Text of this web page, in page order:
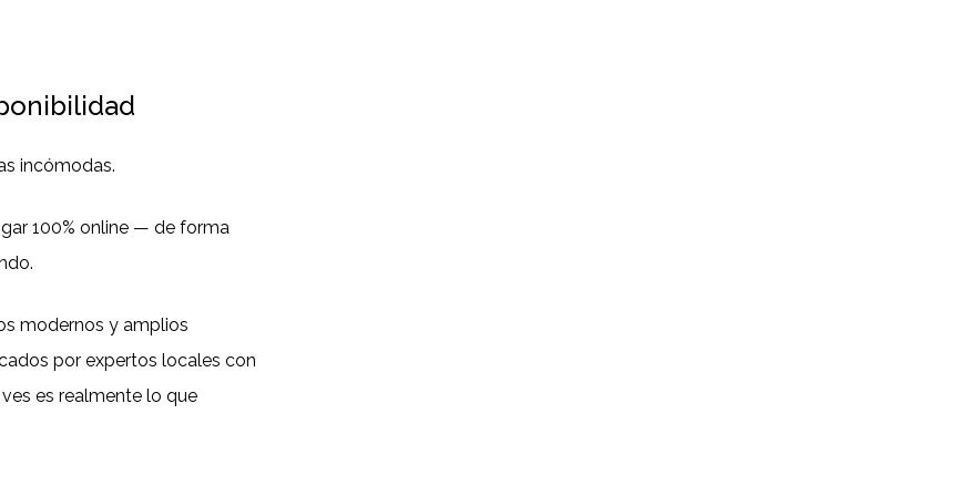
incómodas.
100% online — de forma
modernos y amplios
por expertos locales con
es realmente lo que